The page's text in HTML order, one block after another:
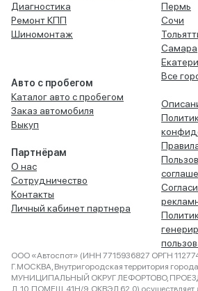
Диагностика
Ремонт КПП
Шиномонтаж
Авто с пробегом
Каталог авто с пробегом
Заказ автомобиля
Выкуп
Партнёрам
О нас
Сотрудничество
Контакты
Личный кабинет партнера
Пермь
Сочи
Самара
Все
ООО «Автоспот» (ИНН 7715936827 ОРГН
Г.МОСКВА, Внутригородская территория
МУНИЦИПАЛЬНЫЙ ОКРУГ ЛЕФОРТОВО,
Д. 10, ПОМЕЩ. 41Н/9, ОКВЭД 62.0) осуществляет